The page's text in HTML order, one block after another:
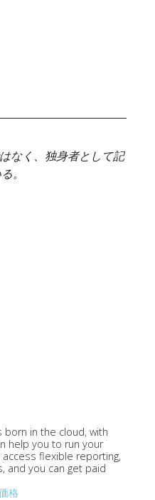
なく、独身者として記
。
born in the cloud, with
help you to run your
flexible reporting,
and you can get paid
格